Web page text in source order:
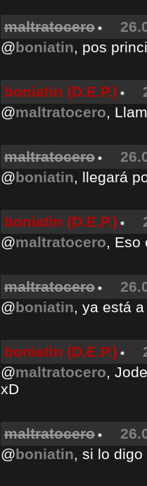
maltratocero
@boniatin, pos princi
boniatin (D.E.P.)
@maltratocero,
maltratocero
@boniatin, llegará
boniatin (D.E.P.)
@maltratocero, Eso
maltratocero
@boniatin, ya está
boniatin (D.E.P.)
@maltratocero,
xD
maltratocero
@boniatin, si lo